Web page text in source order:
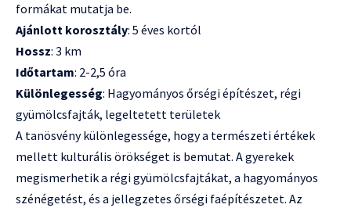
formákat mutatja be.
Ajánlott korosztály: 5 éves kortól
Hossz: 3 km
Időtartam: 2-2,5 óra
Különlegesség: Hagyományos őrségi építészet, régi
gyümölcsfajták, legeltetett területek
A tanösvény különlegessége, hogy a természeti értékek
mellett kulturális örökséget is bemutat. A gyerekek
megismerhetik a régi gyümölcsfajtákat, a hagyományos
szénégetést, és a jellegzetes őrségi faépítészetet. Az